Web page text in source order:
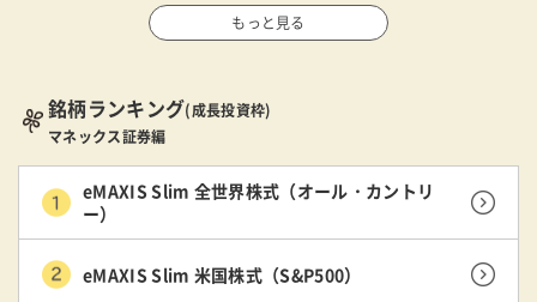
もっと見る
銘柄ランキング(成長投資枠)
マネックス証券編
eMAXIS Slim 全世界株式（オール・カントリ
ー）
eMAXIS Slim 米国株式（S&P500）